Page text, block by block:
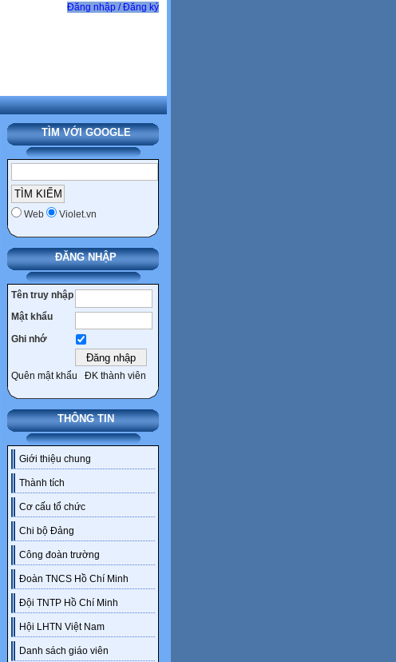
Đăng nhập / Đăng ký
TÌM VỚI GOOGLE
Web Violet.vn
ĐĂNG NHẬP
Tên truy nhập
Mật khẩu
Ghi nhớ
Quên mật khẩu ĐK thành viên
THÔNG TIN
Giới thiệu chung
Thành tích
Cơ cấu tổ chức
Chi bộ Đảng
Công đoàn trường
Đoàn TNCS Hồ Chí Minh
Đội TNTP Hồ Chí Minh
Hội LHTN Việt Nam
Danh sách giáo viên